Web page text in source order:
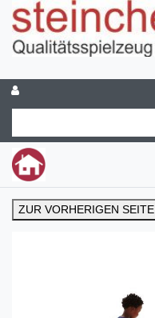
ZUR VORHERIGEN SEITE